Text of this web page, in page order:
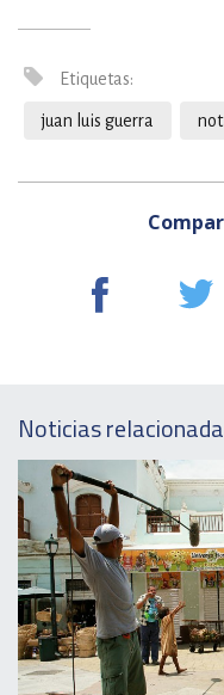
Etiquetas:
juan luis guerra
Noticias